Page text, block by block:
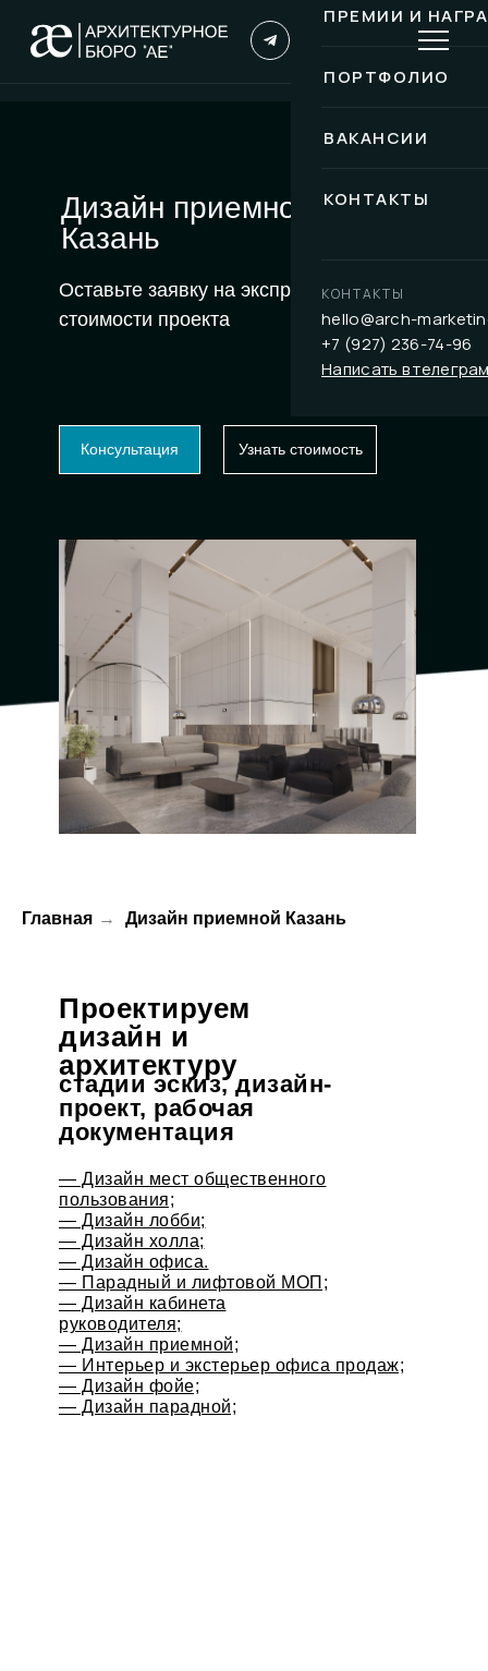
ПРЕМИИ И
ПОРТФОЛИО
ВАКАНСИИ
КОНТАКТЫ
КОНТАКТЫ
hello@arch-
+7 (927) 236-74-96
Написать в
Дизайн приемной
Казань
Консультация Узнать стоимость
Оставьте заявку на экспресс-расчет
стоимости проекта
Главная → Дизайн приемной Казань
Проектируем
дизайн и
архитектуру
— Дизайн мест общественного
пользования;
— Дизайн лобби;
— Дизайн холла;
— Дизайн офиса.
— Парадный и лифтовой МОП;
— Дизайн кабинета
руководителя;
— Дизайн приемной;
— Интерьер и экстерьер офиса продаж;
— Дизайн фойе;
— Дизайн парадной;
стадии эскиз, дизайн-
проект, рабочая
документация